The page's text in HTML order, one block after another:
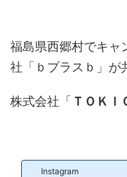
福島県西郷村でキャ
社「ｂプラスｂ」が
株式会社「 ＴＯＫＩ
Instagram